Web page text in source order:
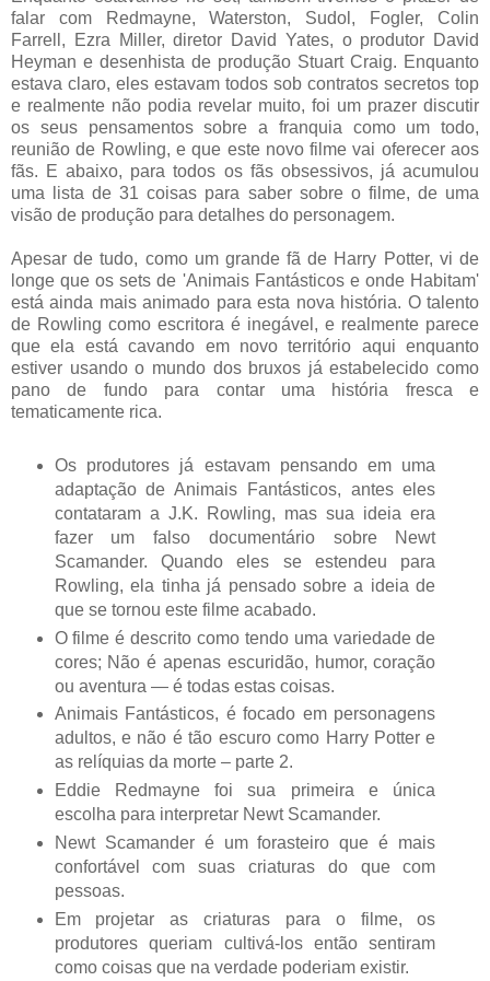
falar com Redmayne, Waterston, Sudol, Fogler, Colin
Farrell, Ezra Miller, diretor David Yates, o produtor David
Heyman e desenhista de produção Stuart Craig. Enquanto
estava claro, eles estavam todos sob contratos secretos top
e realmente não podia revelar muito, foi um prazer discutir
os seus pensamentos sobre a franquia como um todo,
reunião de Rowling, e que este novo filme vai oferecer aos
fãs. E abaixo, para todos os fãs obsessivos, já acumulou
uma lista de 31 coisas para saber sobre o filme, de uma
visão de produção para detalhes do personagem.
Apesar de tudo, como um grande fã de Harry Potter, vi de
longe que os sets de 'Animais Fantásticos e onde Habitam'
está ainda mais animado para esta nova história. O talento
de Rowling como escritora é inegável, e realmente parece
que ela está cavando em novo território aqui enquanto
estiver usando o mundo dos bruxos já estabelecido como
pano de fundo para contar uma história fresca e
tematicamente rica.
Os produtores já estavam pensando em uma
adaptação de Animais Fantásticos, antes eles
contataram a J.K. Rowling, mas sua ideia era
fazer um falso documentário sobre Newt
Scamander. Quando eles se estendeu para
Rowling, ela tinha já pensado sobre a ideia de
que se tornou este filme acabado.
O filme é descrito como tendo uma variedade de
cores; Não é apenas escuridão, humor, coração
ou aventura — é todas estas coisas.
Animais Fantásticos, é focado em personagens
adultos, e não é tão escuro como Harry Potter e
as relíquias da morte – parte 2.
Eddie Redmayne foi sua primeira e única
escolha para interpretar Newt Scamander.
Newt Scamander é um forasteiro que é mais
confortável com suas criaturas do que com
pessoas.
Em projetar as criaturas para o filme, os
produtores queriam cultivá-los então sentiram
como coisas que na verdade poderiam existir.